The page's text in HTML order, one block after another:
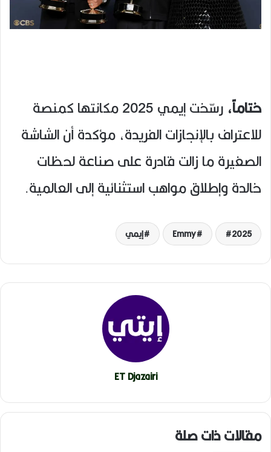
ختاماً،
رسّخت إيمي 2025 مكانتها كمنصة
للاعتراف بالإنجازات الفريدة، مؤكدة أن الشاشة
الصغيرة ما زالت قادرة على صناعة لحظات
خالدة وإطلاق مواهب استثنائية إلى العالمية.
2025
Emmy إيمي
ET Djazairi
مقالات ذات صلة